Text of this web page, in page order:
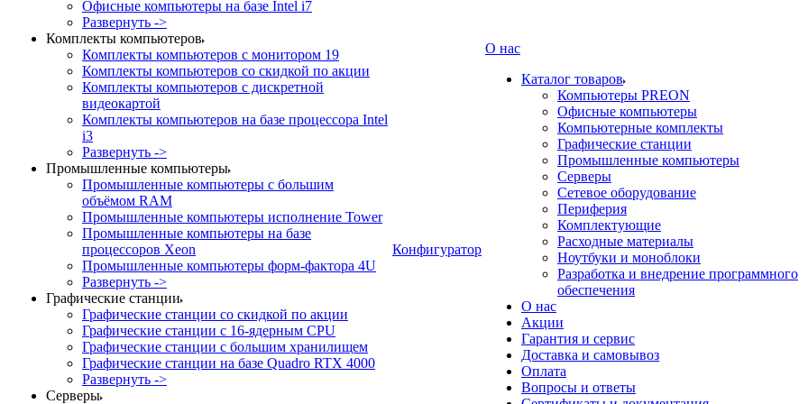
Офисные компьютеры на базе Intel i7
Развернуть ->
Комплекты компьютеров
Комплекты компьютеров с монитором 19
Комплекты компьютеров со скидкой по акции
Комплекты компьютеров с дискретной
видеокартой
Комплекты компьютеров на базе процессора Intel
i3
Развернуть ->
Промышленные компьютеры
Промышленные компьютеры с большим
объёмом RAM
Промышленные компьютеры исполнение Tower
Промышленные компьютеры на базе
процессоров Xeon
Промышленные компьютеры форм-фактора 4U
Развернуть ->
Графические станции
Графические станции со скидкой по акции
Графические станции с 16-ядерным CPU
Графические станции с большим хранилищем
Графические станции на базе Quadro RTX 4000
Развернуть ->
Серверы
Конфигуратор
О нас
Каталог товаров
Компьютеры PREON
Офисные компьютеры
Компьютерные комплекты
Графические станции
Промышленные компьютеры
Серверы
Сетевое оборудование
Периферия
Комплектующие
Расходные материалы
Ноутбуки и моноблоки
Разработка и внедрение программного
обеспечения
О нас
Акции
Гарантия и сервис
Доставка и самовывоз
Оплата
Вопросы и ответы